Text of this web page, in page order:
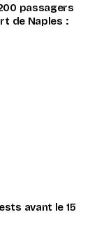
passagers
de Naples :
avant le 15